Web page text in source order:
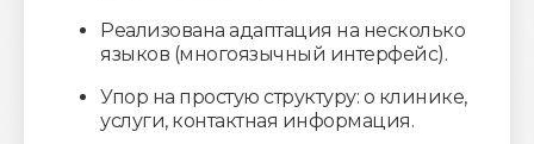
Реализована адаптация на несколько
языков (многоязычный интерфейс).
Упор на простую структуру: о клинике,
услуги, контактная информация.